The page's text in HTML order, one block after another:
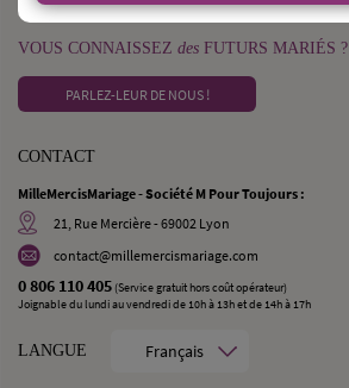
VOUS CONNAISSEZ des FUTURS MARIÉS ?
PARLEZ-LEUR DE NOUS !
CONTACT
MilleMercisMariage - Société M Pour Toujours :
21, Rue Mercière - 69002 Lyon
contact@millemercismariage.com
0 806 110 405 (Service gratuit hors coût opérateur)
Joignable du lundi au vendredi de 10h à 13h et de 14h à 17h
LANGUE Français